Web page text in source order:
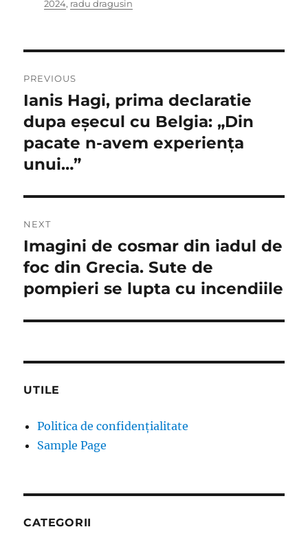
on
2024, radu dragusin
în
articole
PREVIOUS
Previous
post:
Ianis Hagi, prima declaratie
dupa eşecul cu Belgia: „Din
pacate n-avem experienţa
unui…”
NEXT
Next
post:
Imagini de cosmar din iadul de
foc din Grecia. Sute de
pompieri se lupta cu incendiile
UTILE
Politica de confidențialitate
Sample Page
CATEGORII